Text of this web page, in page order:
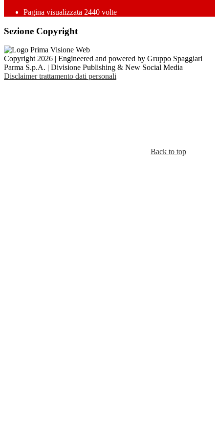
Pagina visualizzata 2440 volte
Sezione Copyright
Copyright 2026 | Engineered and powered by Gruppo Spaggiari
Parma S.p.A. | Divisione Publishing & New Social Media
Disclaimer trattamento dati personali
Back to top